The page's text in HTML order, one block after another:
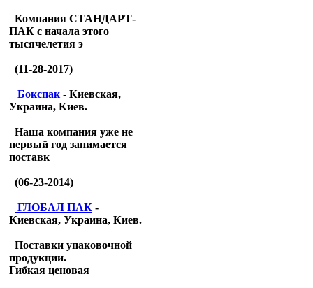
Компания СТАНДАРТ-
ПАК с начала этого
тысячелетия э
(11-28-2017)
Бокспак - Киевская,
Украина, Киев.
Наша компания уже не
первый год занимается
поставк
(06-23-2014)
ГЛОБАЛ ПАК -
Киевская, Украина, Киев.
Поставки упаковочной
продукции.
Гибкая ценовая